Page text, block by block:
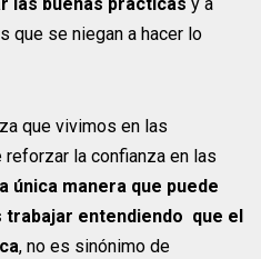
que se niegan a hacer lo
que vivimos en las
la confianza en las
única manera que puede
entendiendo que el
, no es sinónimo de